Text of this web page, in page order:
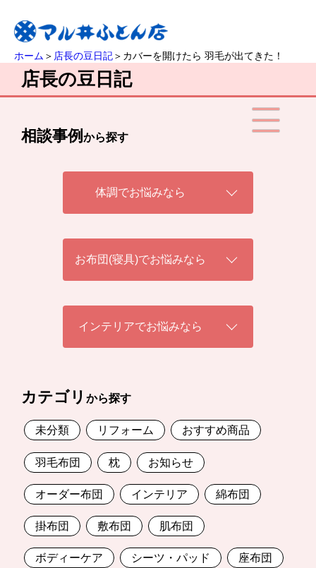
ホーム ＞ 店長の豆日記＞カバーを開けたら 羽毛が出てきた！
店長の豆日記
相談事例から探す
体調でお悩みなら
お布団(寝具)でお悩みなら
インテリアでお悩みなら
カテゴリから探す
未分類 リフォーム おすすめ商品
羽毛布団 枕 お知らせ
オーダー布団 インテリア 綿布団
掛布団 敷布団 肌布団
ボディーケア シーツ・パッド 座布団